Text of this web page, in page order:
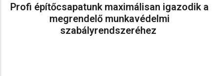
Profi építőcsapatunk maximálisan igazodik a
megrendelő munkavédelmi
szabályrendszeréhez